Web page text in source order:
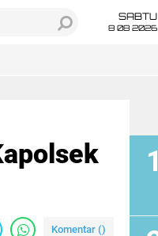
SABTU
8 08 2026
Komentar ()